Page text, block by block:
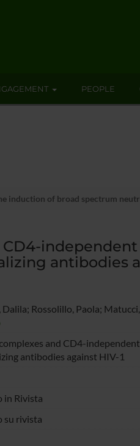
PEOPLE
induction of broad spectrum
antibodies
Dalila; Rossolillo, Paola;
and CD4-
antibodies against HIV-1
in Rivista
su rivista